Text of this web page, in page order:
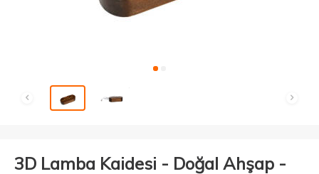
3D Lamba Kaidesi - Doğal Ahşap -